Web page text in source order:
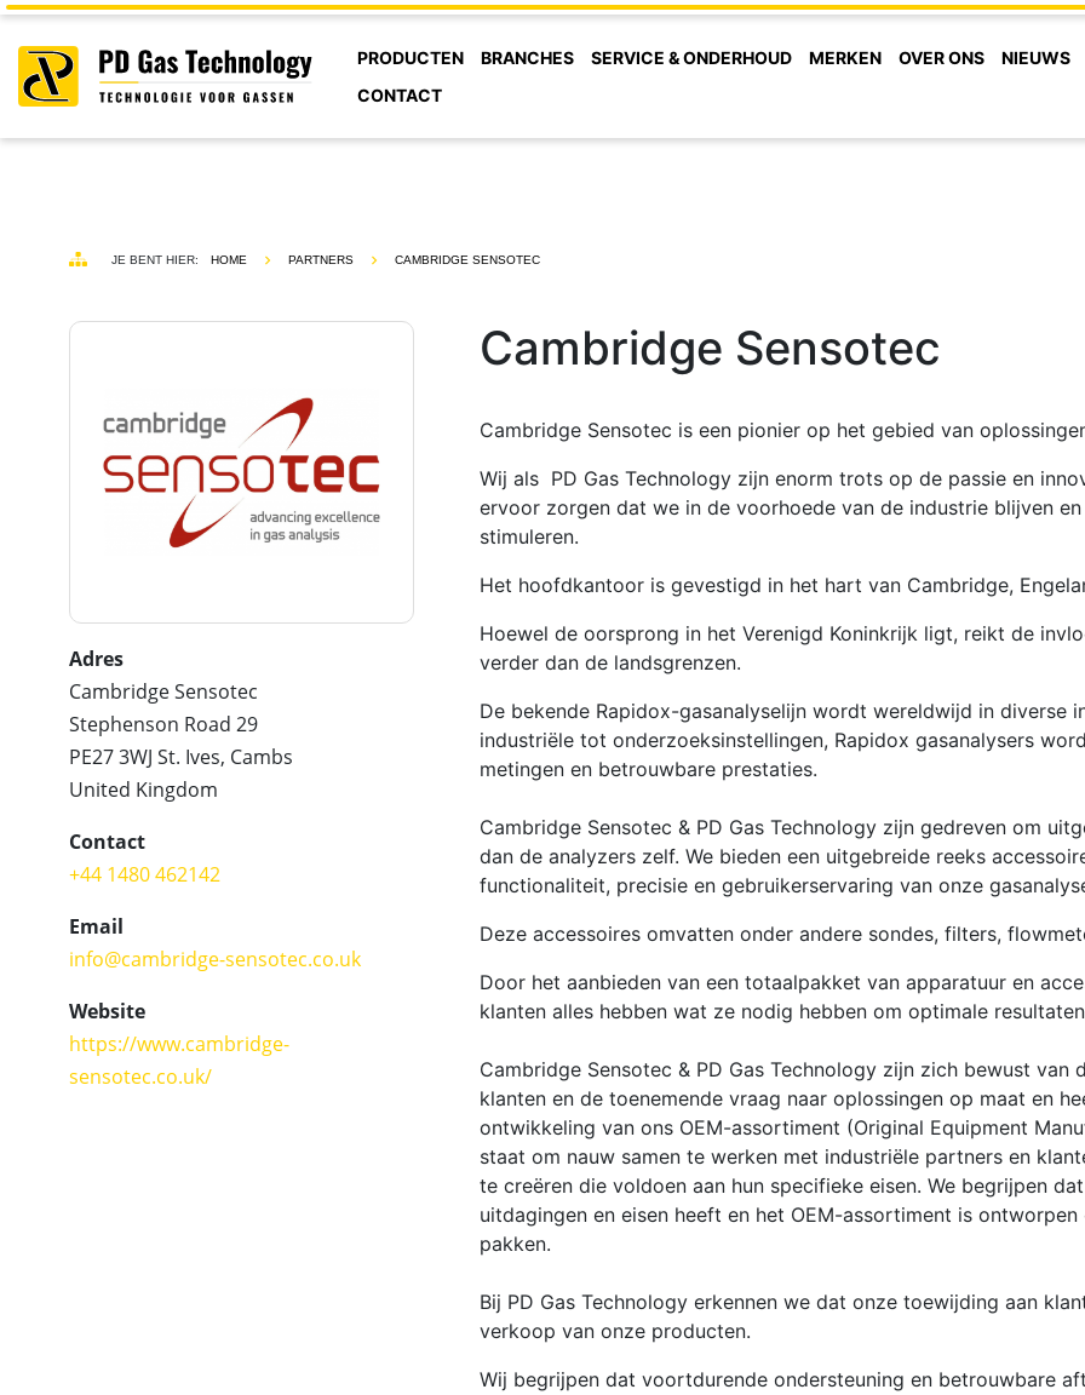
PRODUCTEN BRANCHES SERVICE & ONDERHOUD MERKEN OVER ONS
NIEUWS
CONTACT
JE BENT HIER: HOME PARTNERS CAMBRIDGE SENSOTEC
Adres
Cambridge Sensotec
Stephenson Road 29
PE27 3WJ St. Ives, Cambs
United Kingdom
Contact
+44 1480 462142
Email
info@cambridge-sensotec.co.uk
Website
https://www.cambridge-
sensotec.co.uk/
Cambridge Sensotec
Cambridge Sensotec is een pionier op het gebied van
Wij als PD Gas Technology zijn enorm trots op de passie en
ervoor zorgen dat we in de voorhoede van de industrie blijven
stimuleren.
Het hoofdkantoor is gevestigd in het hart van Cambridge,
Hoewel de oorsprong in het Verenigd Koninkrijk ligt, reikt de
verder dan de landsgrenzen.
De bekende Rapidox-gasanalyselijn wordt wereldwijd in diverse
industriële tot onderzoeksinstellingen, Rapidox gasanalysers
metingen en betrouwbare prestaties.
Cambridge Sensotec & PD Gas Technology zijn gedreven om
dan de analyzers zelf. We bieden een uitgebreide reeks
functionaliteit, precisie en gebruikerservaring van onze
Deze accessoires omvatten onder andere sondes, filters,
Door het aanbieden van een totaalpakket van apparatuur en
klanten alles hebben wat ze nodig hebben om optimale
Cambridge Sensotec & PD Gas Technology zijn zich bewust van
klanten en de toenemende vraag naar oplossingen op maat en
ontwikkeling van ons OEM-assortiment (Original Equipment
staat om nauw samen te werken met industriële partners en
te creëren die voldoen aan hun specifieke eisen. We begrijpen
uitdagingen en eisen heeft en het OEM-assortiment is
pakken.
Bij PD Gas Technology erkennen we dat onze toewijding aan
verkoop van onze producten.
Wij begrijpen dat voortdurende ondersteuning en betrouwbare